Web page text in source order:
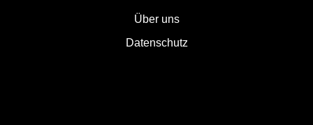
Über uns
Datenschutz